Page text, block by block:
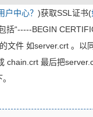
户中心？)获取SSL证书(
括“-----BEGIN
文件 如server.crt 。以
chain.crt 最后把